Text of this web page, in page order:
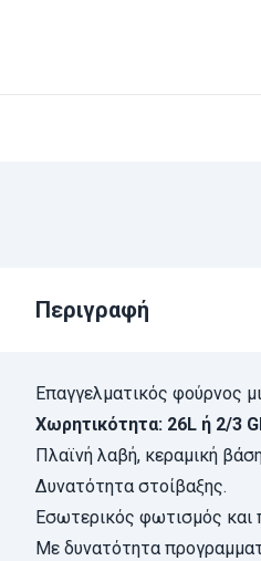
Περιγραφή
Επαγγελματικός φούρνος
Χωρητικότητα: 26L ή 2/3
Πλαϊνή λαβή, κεραμική
Δυνατότητα στοίβαξης.
Εσωτερικός φωτισμός και
Με δυνατότητα